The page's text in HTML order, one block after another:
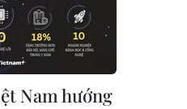
Nam hướng